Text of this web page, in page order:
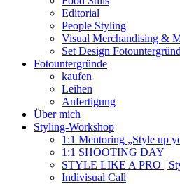
Editorial
People Styling
Visual Merchandising &
Set Design
Fotountergründe
kaufen
Leihen
Anfertigung
Über mich
Styling-Workshop
1:1 Mentoring „Style up
1:1 SHOOTING DAY
STYLE LIKE A PRO |
Indivisual Call